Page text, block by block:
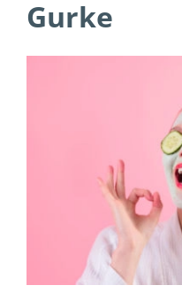
Gurke